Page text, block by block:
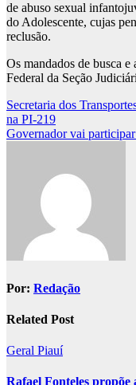
de abuso sexual
do Adolescente, cujas
reclusão.
Os mandados de busca e
Federal da Seção
Navegação
de
Secretaria dos
na PI-219
Governador vai
Por: Redação
Related Post
Geral Piauí
Rafael Fonteles